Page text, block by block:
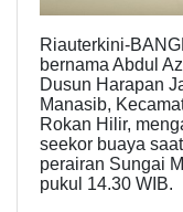
Riauterkini-
bernama Abdul
Dusun Harapan
Manasib,
Rokan Hilir,
seekor buaya
perairan Sungai
pukul 14.30 WIB.